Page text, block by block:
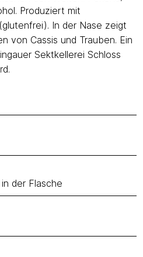
Produziert mit
In der Nase zeigt
von Cassis und Trauben. Ein
Sektkellerei Schloss
der Flasche